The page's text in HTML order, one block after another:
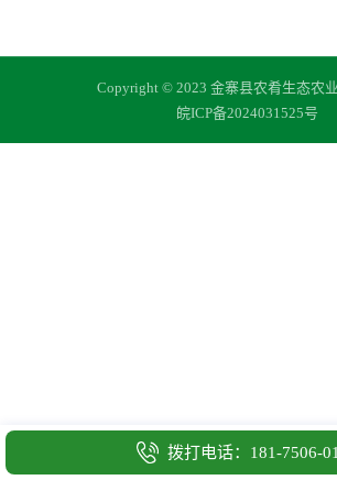
Copyright © 2023 金寨县农肴生态农
皖ICP备2024031525号
拨打电话：181-7506-